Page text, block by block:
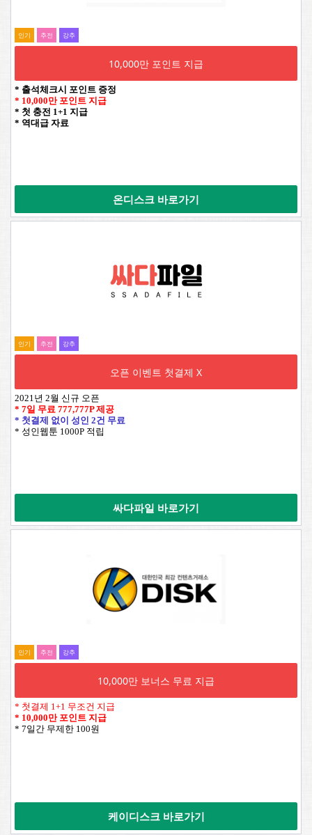
인기 추전 강추
10,000만 포인트 지급
* 출석체크시 포인트 증정
* 10,000만 포인트 지급
* 첫 충전 1+1 지급
* 역대급 자료
온디스크 바로가기
인기 추전 강추
오픈 이벤트 첫결제 X
2021년 2월 신규 오픈
* 7일 무료 777,777P제공
* 첫결제 없이 성인 2건 무료
* 성인웹툰 1000P 적립
싸다파일 바로가기
인기 추전 강추
10,000만 보너스 무료 지급
* 첫결제 1+1 무조건 지급
* 10,000만 포인트 지급
* 7일간 무제한 100원
케이디스크 바로가기